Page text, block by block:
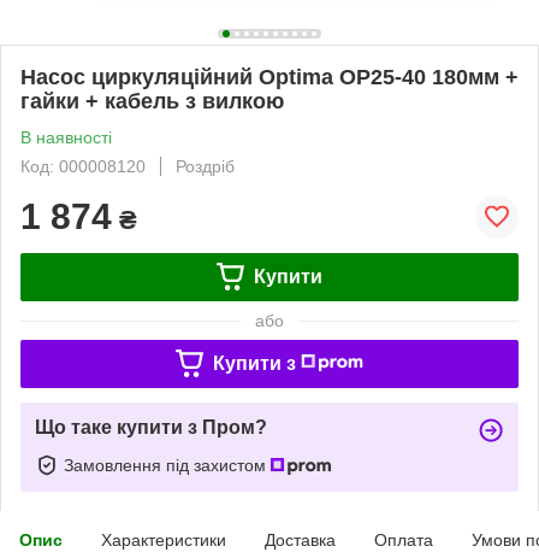
Насос циркуляційний Optima OP25-40 180мм +
гайки + кабель з вилкою
В наявності
Код: 000008120
Роздріб
1 874 ₴
Купити
або
Купити з
Що таке купити з Пром?
Замовлення під захистом
Опис Характеристики Доставка Оплата Умови